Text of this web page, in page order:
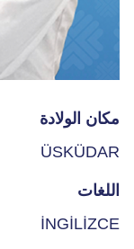
مكان الولادة
ÜSKÜDAR
اللغات
İNGİLİZCE